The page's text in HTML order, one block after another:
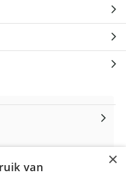
×
van